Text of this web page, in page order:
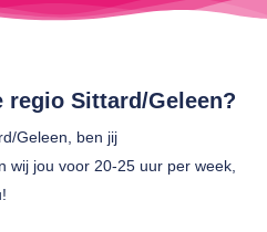
Sittard/Geleen?
Geleen, ben jij
wij jou voor 20-25 uur per week,